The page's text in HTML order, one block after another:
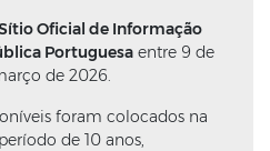
Oficial de Informação
Portuguesa entre 9 de
de 2026.
foram colocados na
de 10 anos,